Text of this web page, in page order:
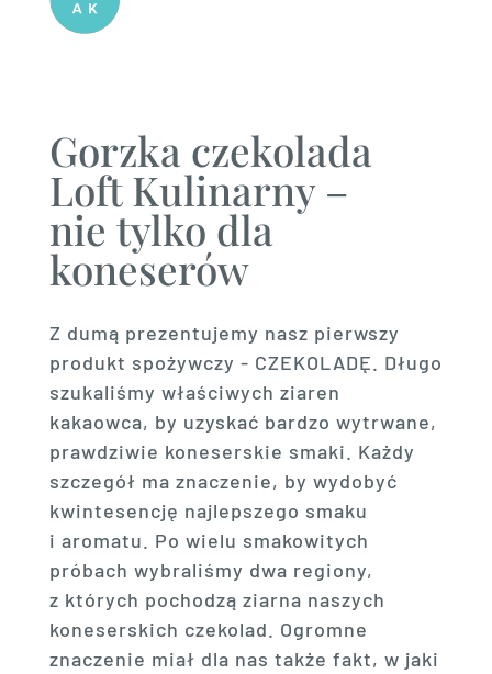
Gorzka czekolada
Loft Kulinarny –
nie tylko dla
koneserów
Z dumą prezentujemy nasz pierwszy
produkt spożywczy - CZEKOLADĘ. Długo
szukaliśmy właściwych ziaren
kakaowca, by uzyskać bardzo wytrwane,
prawdziwie koneserskie smaki. Każdy
szczegół ma znaczenie, by wydobyć
kwintesencję najlepszego smaku
i aromatu. Po wielu smakowitych
próbach wybraliśmy dwa regiony,
z których pochodzą ziarna naszych
koneserskich czekolad. Ogromne
znaczenie miał dla nas także fakt, w jaki